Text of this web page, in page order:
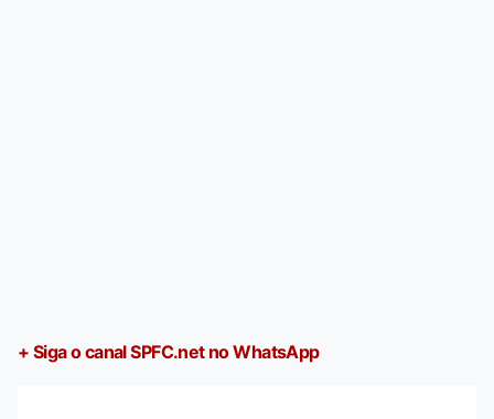
+ Siga o canal SPFC.net no WhatsApp